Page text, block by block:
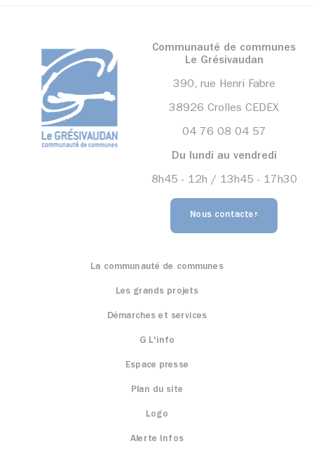
Communauté de communes
Le Grésivaudan
390, rue Henri Fabre
38926 Crolles CEDEX
04 76 08 04 57
Du lundi au vendredi
8h45 - 12h / 13h45 - 17h30
Nous contacter
La communauté de communes
Les grands projets
Démarches et services
G L'info
Espace presse
Plan du site
Logo
Alerte Infos